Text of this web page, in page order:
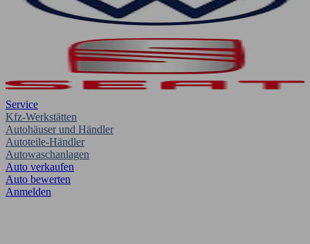
Service
Kfz-Werkstätten
Autohäuser und Händler
Autoteile-Händler
Autowaschanlagen
Auto verkaufen
Auto bewerten
Anmelden